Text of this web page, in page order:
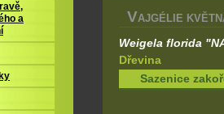
VAJGÉLIE
Weigela florida
Dřevina
Sazenice
a